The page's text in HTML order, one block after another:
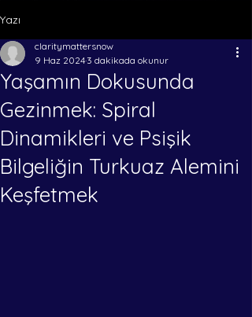
Yazı
Yaşamın Dokusunda
Gezinmek: Spiral
Dinamikleri ve Psişik
Bilgeliğin Turkuaz Alemini
Keşfetmek
claritymattersnow
9 Haz 2024 3 dakikada okunur